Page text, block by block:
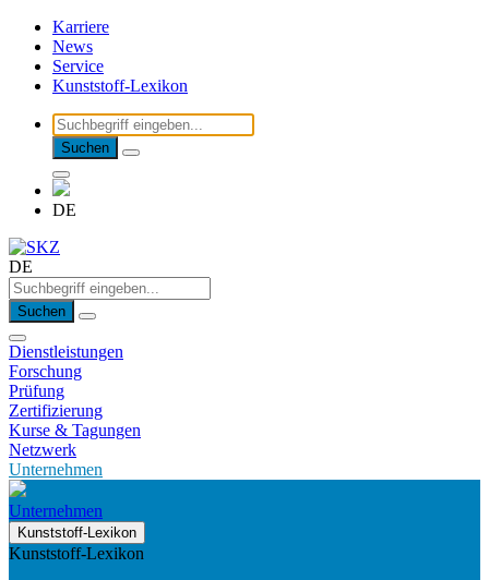
Karriere
News
Service
Kunststoff-Lexikon
Suchen
DE
DE
Suchen
Dienstleistungen
Forschung
Prüfung
Zertifizierung
Kurse & Tagungen
Netzwerk
Unternehmen
Unternehmen
Kunststoff-Lexikon
Kunststoff-Lexikon